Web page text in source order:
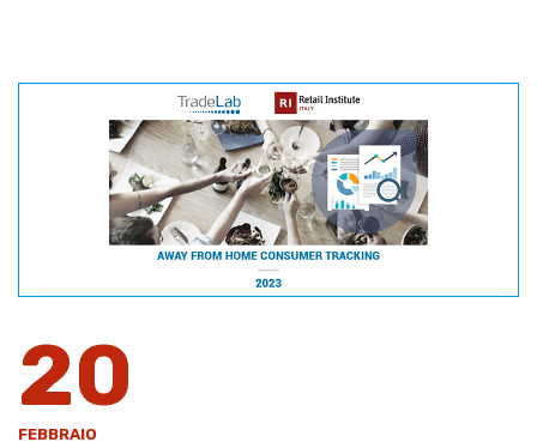
20
FEBBRAIO